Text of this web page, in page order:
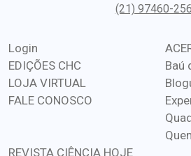
(21) 97460-
Login
EDIÇÕES CHC
LOJA VIRTUAL
FALE CONOSCO
Baú
REVISTA CIÊNCIA HOJE